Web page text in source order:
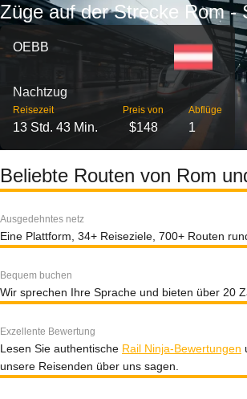
Züge auf der Strecke Rom -
OEBB
Nachtzug
Reisezeit
13 Std. 43 Min.
Preis von
$148
Abflüge
1
Beliebte Routen von Rom
Ausgedehntes netz
Eine Plattform, 34+ Reiseziele, 700+ Routen
Bequem buchen
Wir sprechen Ihre Sprache und bieten über 20
Exzellente Bewertung
Lesen Sie authentische Rail Ninja-Bewertungen
unsere Reisenden über uns sagen.